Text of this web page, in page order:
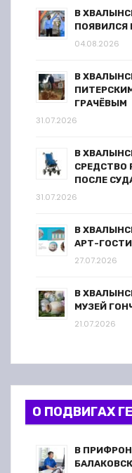
В
ПОЯВИЛСЯ
04.08.2026
В
ГРАЧЁВЫМ
31.07.2026
В
СРЕДСТВО
ПОСЛЕ
31.07.2026
В
АРТ-
27.07.2026
В
МУЗЕЙ
21.07.2026
О ПОДВИГАХ
В